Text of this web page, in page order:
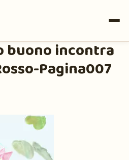
buono incontra
Pagina007